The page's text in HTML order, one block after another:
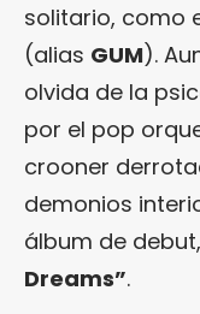
solitario, como
(alias GUM).
olvida de la
por el pop
crooner
demonios
álbum de debut,
Dreams”.